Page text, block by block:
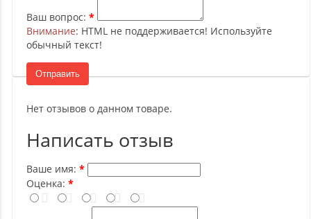
Ваш вопрос:
Внимание: HTML не поддерживается! Используйте
обычный текст!
Отправить
Нет отзывов о данном товаре.
Написать отзыв
Ваше имя:
Оценка: